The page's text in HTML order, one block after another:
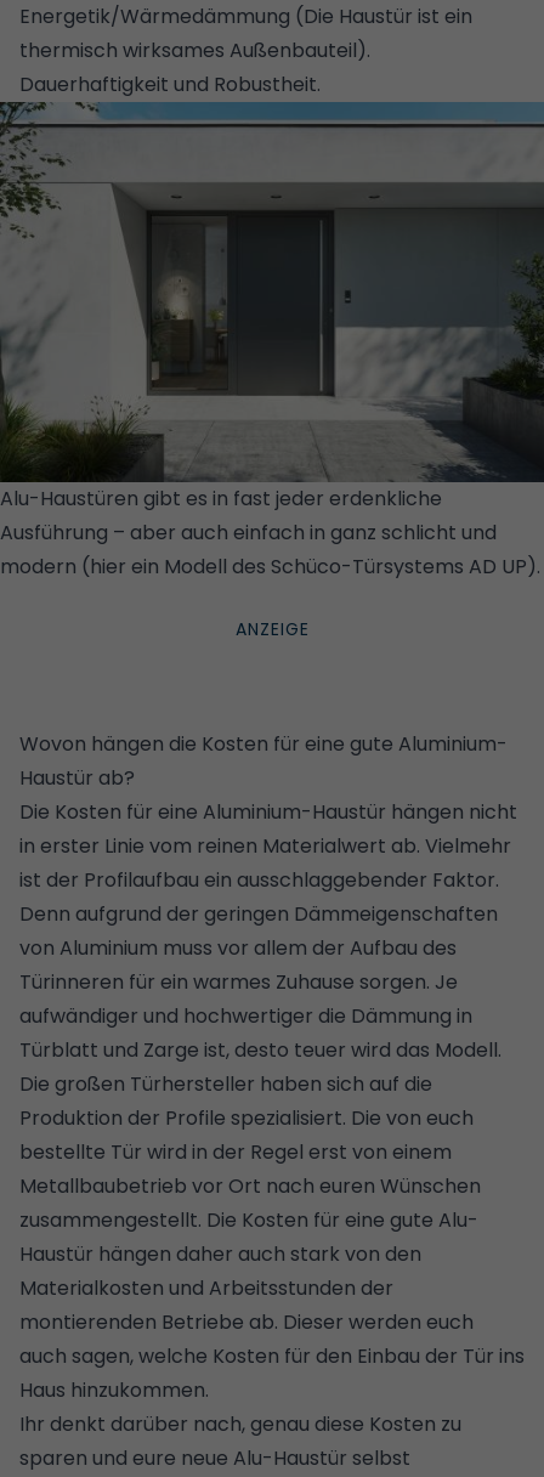
Energetik/Wärmedämmung (Die Haustür ist ein
thermisch wirksames Außenbauteil).
Dauerhaftigkeit und Robustheit.
Alu-Haustüren gibt es in fast jeder erdenkliche
Ausführung – aber auch einfach in ganz schlicht und
modern (hier ein Modell des Schüco-Türsystems AD UP).
Wovon hängen die Kosten für eine gute Aluminium-
Haustür ab?
Die Kosten für eine Aluminium-Haustür hängen nicht
in erster Linie vom reinen Materialwert ab. Vielmehr
ist der Profilaufbau ein ausschlaggebender Faktor.
Denn aufgrund der geringen Dämmeigenschaften
von Aluminium muss vor allem der Aufbau des
Türinneren für ein warmes Zuhause sorgen. Je
aufwändiger und hochwertiger die Dämmung in
Türblatt und Zarge ist, desto teuer wird das Modell.
Die großen Türhersteller haben sich auf die
Produktion der Profile spezialisiert. Die von euch
bestellte Tür wird in der Regel erst von einem
Metallbaubetrieb vor Ort nach euren Wünschen
zusammengestellt. Die Kosten für eine gute Alu-
Haustür hängen daher auch stark von den
Materialkosten und Arbeitsstunden der
montierenden Betriebe ab. Dieser werden euch
auch sagen, welche Kosten für den Einbau der Tür ins
Haus hinzukommen.
Ihr denkt darüber nach, genau diese Kosten zu
sparen und eure neue Alu-Haustür selbst